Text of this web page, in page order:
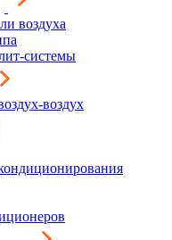
воздуха
системы
воздух